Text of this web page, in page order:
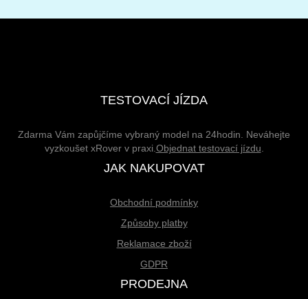
TESTOVACÍ JÍZDA
Zdarma Vám zapůjčíme vybraný model na 24hodin. Neváhejte
vyzkoušet xRover v praxi. Objednat testovací jízdu
JAK NAKUPOVAT
Obchodní podmínky
Způsoby platby
Reklamace zboží
GDPR
PRODEJNA